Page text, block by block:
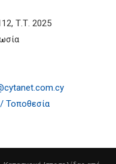
Τ.Τ. 2025
Τοποθεσία